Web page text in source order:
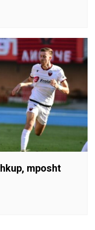
mposht